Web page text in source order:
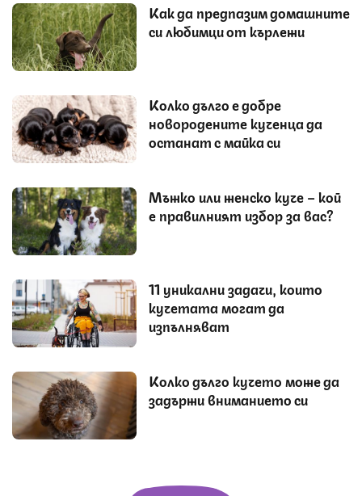
Как да предпазим домашните
си любимци от кърлежи
Колко дълго е добре
новородените кученца да
останат с майка си
Мъжко или женско куче – кой
е правилният избор за вас?
11 уникални задачи, които
кучетата могат да
изпълняват
Колко дълго кучето може да
задържи вниманието си